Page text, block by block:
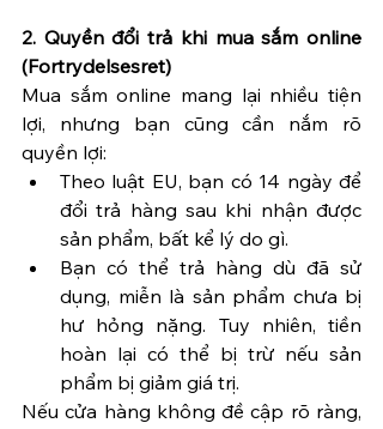
2. Quyền đổi trả khi mua sắm online
(Fortrydelsesret)
Mua sắm online mang lại nhiều tiện
lợi, nhưng bạn cũng cần nắm rõ
quyền lợi:
Theo luật EU, bạn có 14 ngày để
đổi trả hàng sau khi nhận được
sản phẩm, bất kể lý do gì.
Bạn có thể trả hàng dù đã sử
dụng, miễn là sản phẩm chưa bị
hư hỏng nặng. Tuy nhiên, tiền
hoàn lại có thể bị trừ nếu sản
phẩm bị giảm giá trị.
Nếu cửa hàng không đề cập rõ ràng,